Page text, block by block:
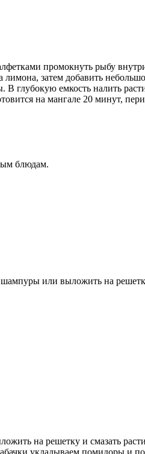
промокнуть рыбу
затем добавить
глубокую емкость налить
на мангале 20 минут,
блюдам.
или выложить на
на решетку и смазать
укладываем помидоры и